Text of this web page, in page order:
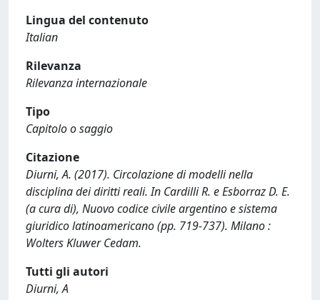
Lingua del contenuto
Italian
Rilevanza
Rilevanza internazionale
Tipo
Capitolo o saggio
Citazione
Diurni, A. (2017). Circolazione di modelli nella
disciplina dei diritti reali. In Cardilli R. e Esborraz D. E.
(a cura di), Nuovo codice civile argentino e sistema
giuridico latinoamericano (pp. 719-737). Milano :
Wolters Kluwer Cedam.
Tutti gli autori
Diurni, A